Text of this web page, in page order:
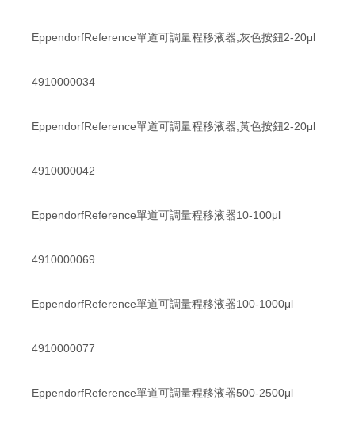
EppendorfReference單道可調量程移液器,灰色按鈕2-20μl
4910000034
EppendorfReference單道可調量程移液器,黃色按鈕2-20μl
4910000042
EppendorfReference單道可調量程移液器10-100μl
4910000069
EppendorfReference單道可調量程移液器100-1000μl
4910000077
EppendorfReference單道可調量程移液器500-2500μl